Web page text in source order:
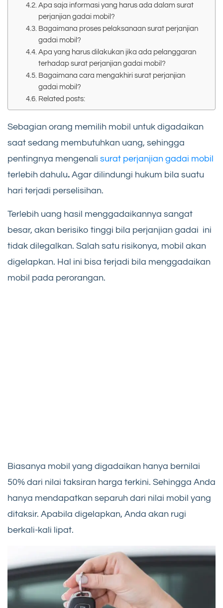
Apa saja informasi yang harus ada dalam surat
perjanjian gadai mobil?
Bagaimana proses pelaksanaan surat perjanjian
gadai mobil?
Apa yang harus dilakukan jika ada pelanggaran
terhadap surat perjanjian gadai mobil?
Bagaimana cara mengakhiri surat perjanjian
gadai mobil?
Related posts:
Sebagian orang memilih mobil untuk digadaikan
saat sedang membutuhkan uang, sehingga
pentingnya mengenali surat perjanjian gadai mobil
terlebih dahulu. Agar dilindungi hukum bila suatu
hari terjadi perselisihan.
Terlebih uang hasil menggadaikannya sangat
besar, akan berisiko tinggi bila perjanjian gadai ini
tidak dilegalkan. Salah satu risikonya, mobil akan
digelapkan. Hal ini bisa terjadi bila menggadaikan
mobil pada perorangan.
Biasanya mobil yang digadaikan hanya bernilai
50% dari nilai taksiran harga terkini. Sehingga Anda
hanya mendapatkan separuh dari nilai mobil yang
ditaksir. Apabila digelapkan, Anda akan rugi
berkali-kali lipat.